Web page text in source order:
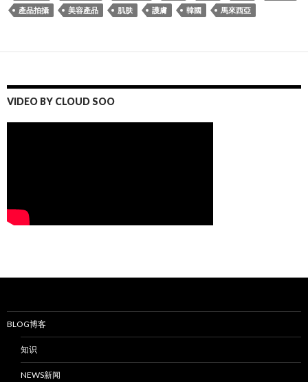
產品拍攝
美容產品 肌肤 護膚 韓國 馬來西亞
VIDEO BY CLOUD SOO
BLOG博客
知识
NEWS新闻